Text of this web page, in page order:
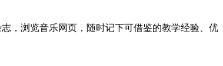
，浏览音乐网页，随时记下可借鉴的教学经验、优